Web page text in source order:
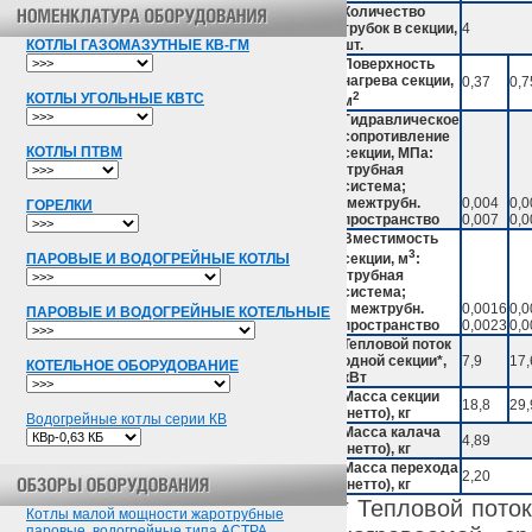
Количество
трубок в секции,
шт.
4
Поверхность
нагрева секции,
м2
0,37
Гидравлическое
сопротивление
секции, МПа:
-трубная
система;
-межтрубн.
пространство
0,004
0,007
Вместимость
секции, м3:
-трубная
система;
- межтрубн.
пространство
0,0016
0,0023
Тепловой поток
одной секции*,
кВт
7,9
Масса секции
(нетто), кг
18,8
Масса калача
(нетто), кг
4,89
Масса перехода
(нетто), кг
2,20
* Тепловой
КОТЛЫ ГАЗОМАЗУТНЫЕ КВ-ГМ
КОТЛЫ УГОЛЬНЫЕ КВТС
КОТЛЫ ПТВМ
ГОРЕЛКИ
ПАРОВЫЕ И ВОДОГРЕЙНЫЕ КОТЛЫ
ПАРОВЫЕ И ВОДОГРЕЙНЫЕ КОТЕЛЬНЫЕ
КОТЕЛЬНОЕ ОБОРУДОВАНИЕ
Водогрейные котлы серии КВ
Котлы малой мощности жаротрубные